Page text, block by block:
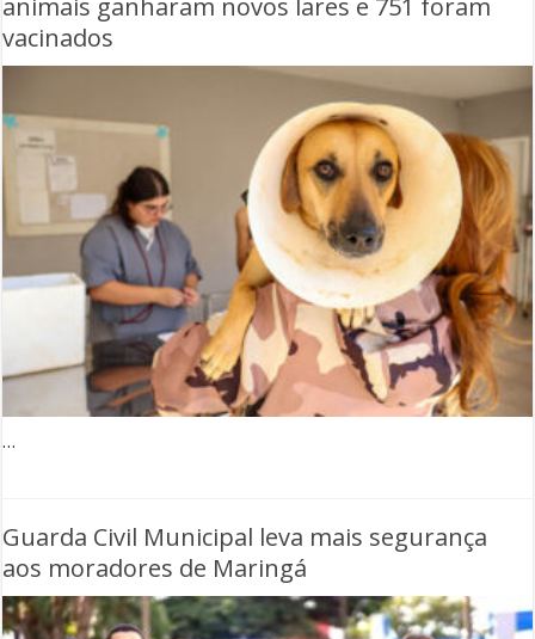
animais ganharam novos lares e 751 foram
vacinados
…
Guarda Civil Municipal leva mais segurança
aos moradores de Maringá